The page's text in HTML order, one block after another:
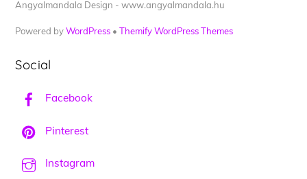
Angyalmandala Design - www.angyalmandala.hu
Powered byWordPress •Themify WordPress Themes
Social
Facebook
Pinterest
Instagram